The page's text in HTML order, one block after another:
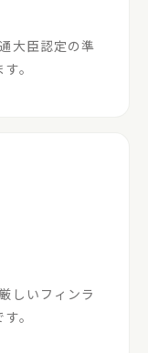
大臣認定の準
。
しいフィンラ
。